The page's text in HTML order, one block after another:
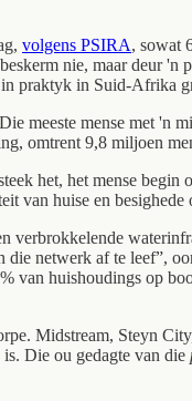
volgens PSIRA, sowat
nie, maar deur
praktyk in Suid-Afrika
meeste mense met 'n
omtrent 9,8 miljoen
het, het mense
van huise en
verbrokkelende
netwerk af te leef”,
van huishoudings op
Midstream, Steyn
Die ou gedagte van die